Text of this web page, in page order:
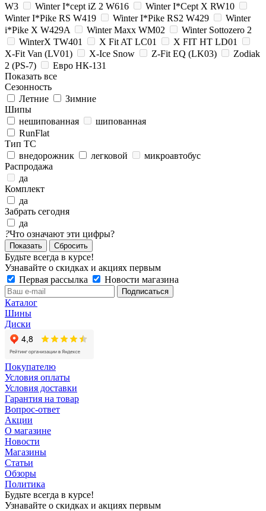
W3
Winter I*cept iZ 2 W616
Winter I*Cept X RW10
Winter I*Pike RS W419
Winter I*Pike RS2 W429
Winter
i*Pike X W429A
Winter Maxx WM02
Winter Sottozero 2
WinterX TW401
X Fit AT LC01
X FIT HT LD01
X-Fit Van (LV01)
X-Ice Snow Z-Fit EQ (LK03)
Zodiak
2 (PS-7)
Евро НК-131
Показать все
Сезонность
Летние
Зимние
Шипы
нешипованная
шипованная
RunFlat
Тип ТС
внедорожник
легковой
микроавтобус
Распродажа
да
Комплект
да
Забрать сегодня
да
?Что означают эти цифры?
Сбросить
Будьте всегда в курсе!
Узнавайте о скидках и акциях первым
Первая рассылка
Новости магазина
Каталог
Шины
Диски
Покупателю
Условия оплаты
Условия доставки
Гарантия на товар
Вопрос-ответ
Акции
О магазине
Новости
Магазины
Статьи
Обзоры
Политика
Будьте всегда в курсе!
Узнавайте о скидках и акциях первым